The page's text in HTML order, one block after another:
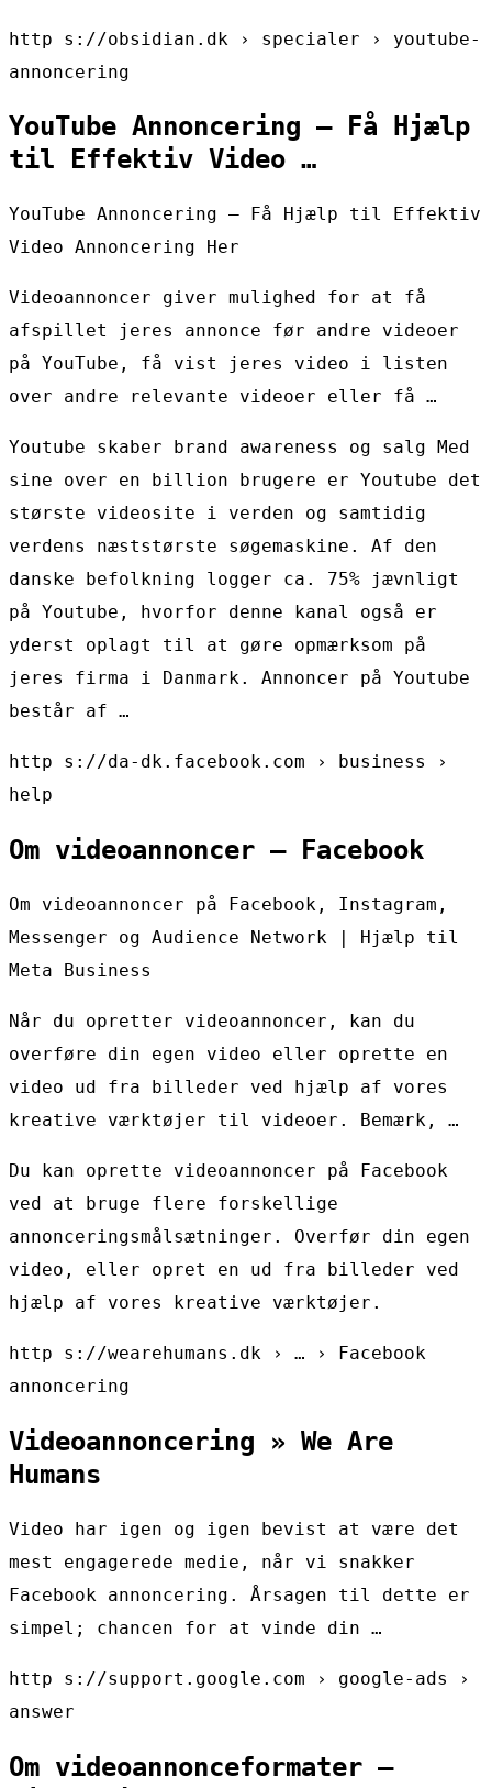
http s://obsidian.dk › specialer › youtube-
annoncering
YouTube Annoncering – Få Hjælp
til Effektiv Video …
YouTube Annoncering – Få Hjælp til Effektiv
Video Annoncering Her
Videoannoncer giver mulighed for at få
afspillet jeres annonce før andre videoer
på YouTube, få vist jeres video i listen
over andre relevante videoer eller få …
Youtube skaber brand awareness og salg Med
sine over en billion brugere er Youtube det
største videosite i verden og samtidig
verdens næststørste søgemaskine. Af den
danske befolkning logger ca. 75% jævnligt
på Youtube, hvorfor denne kanal også er
yderst oplagt til at gøre opmærksom på
jeres firma i Danmark. Annoncer på Youtube
består af …
http s://da-dk.facebook.com › business ›
help
Om videoannoncer – Facebook
Om videoannoncer på Facebook, Instagram,
Messenger og Audience Network | Hjælp til
Meta Business
Når du opretter videoannoncer, kan du
overføre din egen video eller oprette en
video ud fra billeder ved hjælp af vores
kreative værktøjer til videoer. Bemærk, …
Du kan oprette videoannoncer på Facebook
ved at bruge flere forskellige
annonceringsmålsætninger. Overfør din egen
video, eller opret en ud fra billeder ved
hjælp af vores kreative værktøjer.
http s://wearehumans.dk › … › Facebook
annoncering
Videoannoncering » We Are
Humans
Video har igen og igen bevist at være det
mest engagerede medie, når vi snakker
Facebook annoncering. Årsagen til dette er
simpel; chancen for at vinde din …
http s://support.google.com › google-ads ›
answer
Om videoannonceformater –